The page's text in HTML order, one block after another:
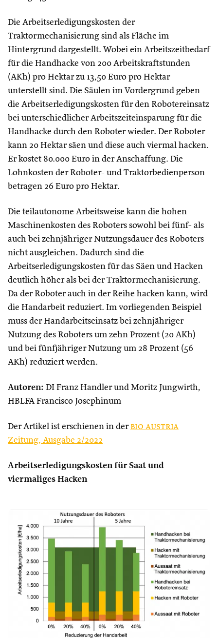
Die Arbeitserledigungskosten der
Traktormechanisierung sind als Fläche im
Hintergrund dargestellt. Wobei ein Arbeitszeitbedarf
für die Handhacke von 200 Arbeitskraftstunden
(AKh) pro Hektar zu 13,50 Euro pro Hektar
unterstellt sind. Die Säulen im Vordergrund geben
die Arbeitserledigungskosten für den Robotereinsatz
bei unterschiedlicher Arbeitszeiteinsparung für die
Handhacke durch den Roboter wieder. Der Roboter
kann 20 Hektar säen und diese auch viermal hacken.
Er kostet 80.000 Euro in der Anschaffung. Die
Lohnkosten der Roboter- und Traktorbedienperson
betragen 26 Euro pro Hektar.
Die teilautonome Arbeitsweise kann die hohen
Maschinenkosten des Roboters sowohl bei fünf- als
auch bei zehnjähriger Nutzungsdauer des Roboters
nicht ausgleichen. Dadurch sind die
Arbeitserledigungskosten für das Säen und Hacken
deutlich höher als bei der Traktormechanisierung.
Da der Roboter auch in der Reihe hacken kann, wird
die Handarbeit reduziert. Im vorliegenden Beispiel
muss der Handarbeitseinsatz bei zehnjähriger
Nutzung des Roboters um zehn Prozent (20 AKh)
und bei fünfjähriger Nutzung um 28 Prozent (56
AKh) reduziert werden.
Autoren: DI Franz Handler und Moritz Jungwirth,
HBLFA Francisco Josephinum
Der Artikel ist erschienen in der bio austria
Zeitung, Ausgabe 2/2022
Arbeitserledigungskosten für Saat und
viermaliges Hacken